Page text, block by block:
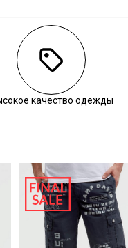
качество одежды